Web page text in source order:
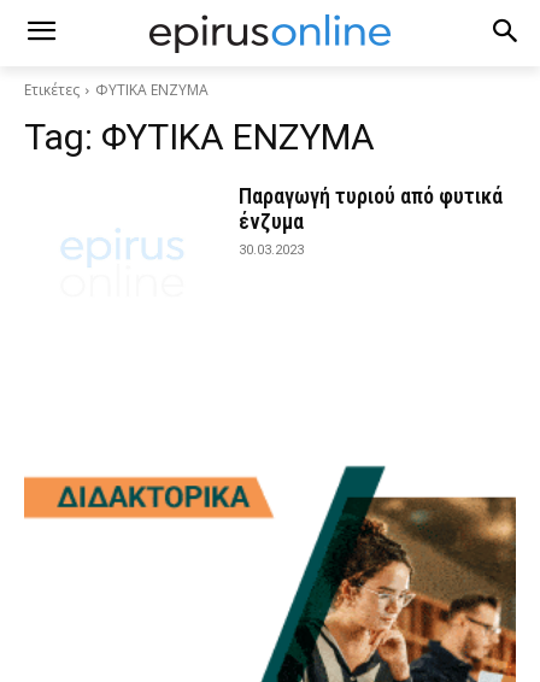
Ετικέτες ΦΥΤΙΚΑ ΕΝΖΥΜΑ
Tag: ΦΥΤΙΚΑ ΕΝΖΥΜΑ
Παραγωγή τυριού από φυτικά
ένζυμα
30.03.2023